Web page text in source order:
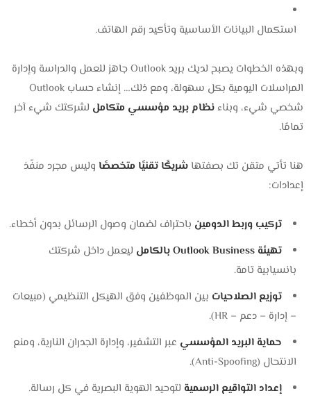
استكمال البيانات الأساسية وتأكيد رقم الهاتف.
وبهذه الخطوات يصبح لديك بريد Outlook جاهز للعمل والدراسة وإدارة
المراسلات اليومية بكل سهولة، ومع ذلك… إنشاء حساب Outlook
شخصي شيء، وبناءنظام بريد مؤسسي متكامل لشركتك شيء آخر
تمامًا.
هنا تأتي متقن تك بصفتهاشريكًا تقنيًا متخصصًا وليس مجرد منفّذ
إعدادات:
تركيب وربط الدومين باحتراف لضمان وصول الرسائل بدون أخطاء.
تهيئة Outlook Business بالكامل
ليعمل داخل شركتك
بانسيابية تامة.
توزيع الصلاحيات بين الموظفين وفق الهيكل التنظيمي (مبيعات
– إدارة – دعم – HR).
حماية البريد المؤسسي عبر التشفير، وإدارة الجدران النارية، ومنع
الانتحال (Anti-Spoofing).
إعداد التواقيع الرسمية لتوحيد الهوية البصرية في كل رسالة.